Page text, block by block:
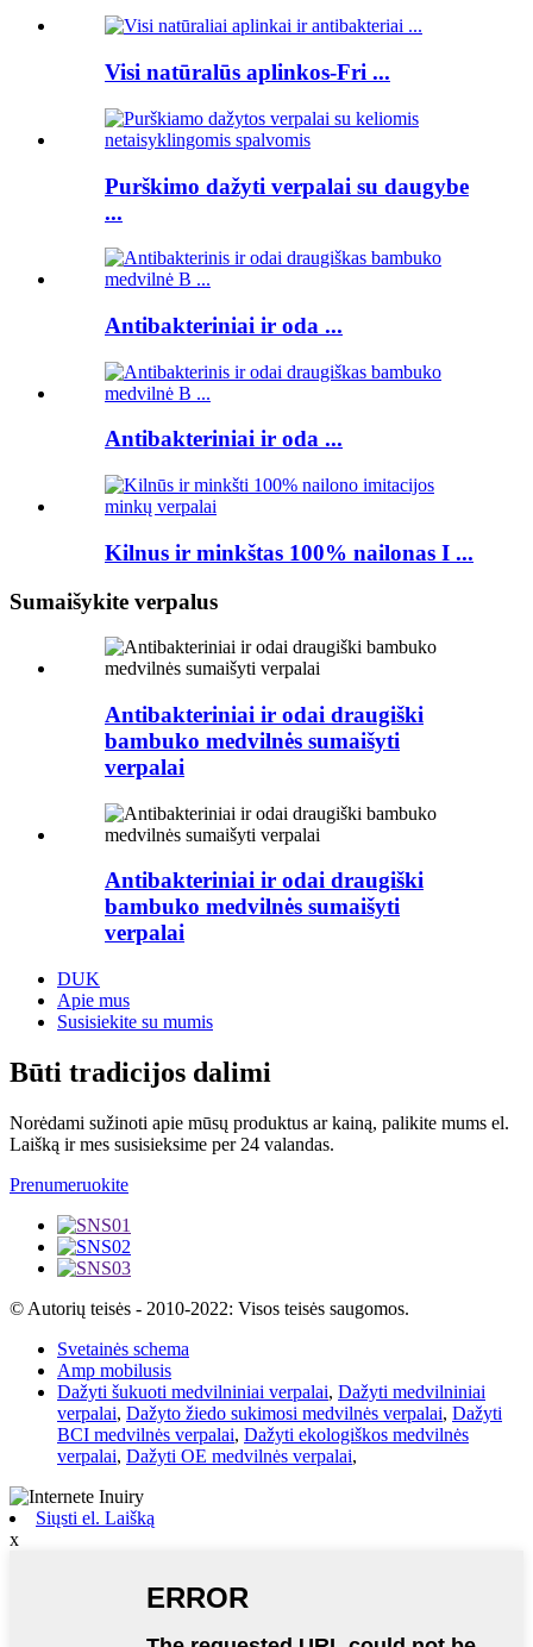
Visi natūralūs aplinkos-Fri ...
Purškimo dažyti verpalai su daugybe
...
Antibakteriniai ir oda ...
Antibakteriniai ir oda ...
Kilnus ir minkštas 100% nailonas I ...
Sumaišykite verpalus
Antibakteriniai ir odai draugiški
bambuko medvilnės sumaišyti
verpalai
Antibakteriniai ir odai draugiški
bambuko medvilnės sumaišyti
verpalai
DUK
Apie mus
Susisiekite su mumis
Būti tradicijos dalimi
Norėdami sužinoti apie mūsų produktus ar kainą, palikite mums el.
Laišką ir mes susisieksime per 24 valandas.
Prenumeruokite
© Autorių teisės - 2010-2022: Visos teisės saugomos.
Svetainės schema
Amp mobilusis
Dažyti šukuoti medvilniniai verpalai, Dažyti medvilniniai
verpalai, Dažyto žiedo sukimosi medvilnės verpalai, Dažyti
BCI medvilnės verpalai, Dažyti ekologiškos medvilnės
verpalai, Dažyti OE medvilnės verpalai,
Siųsti el. Laišką
x